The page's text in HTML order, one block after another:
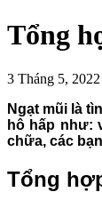
Tổng
3 Tháng 5, 2022
Ngạt mũi là
hô hấp như:
chữa, các
Tổng